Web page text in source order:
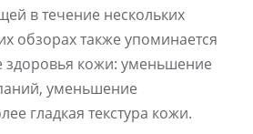
в течение нескольких
обзорах также упоминается
кожи: уменьшение
уменьшение
гладкая текстура кожи.